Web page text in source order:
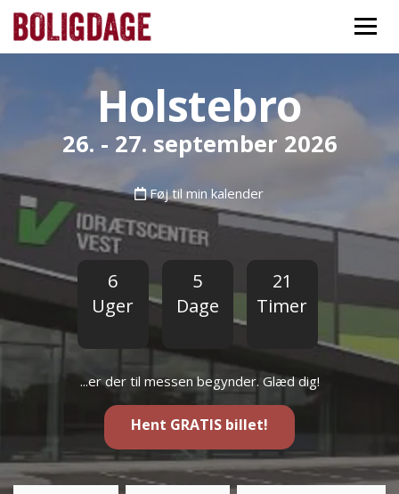
Holstebro
26. - 27. september 2026
Føj til min kalender
6
Uger
5
Dage
21
Timer
...er der til messen begynder. Glæd dig!
Hent GRATIS billet!